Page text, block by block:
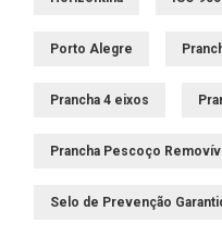
Porto Alegre
Prancha 4 eixos
Prancha Pescoço
Selo de Prevenção